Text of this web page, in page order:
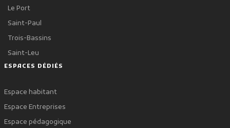
Le Port
Saint-Paul
Trois-Bassins
Saint-Leu
ESPACES DÉDIÉS
Espace habitant
Espace Entreprises
Espace pédagogique